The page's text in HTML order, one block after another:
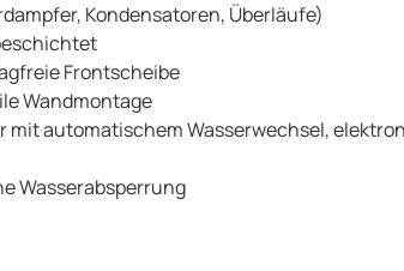
Kondensatoren, Überläufe)
Frontscheibe
Wandmontage
automatischem Wasserwechsel,
Wasserabsperrung